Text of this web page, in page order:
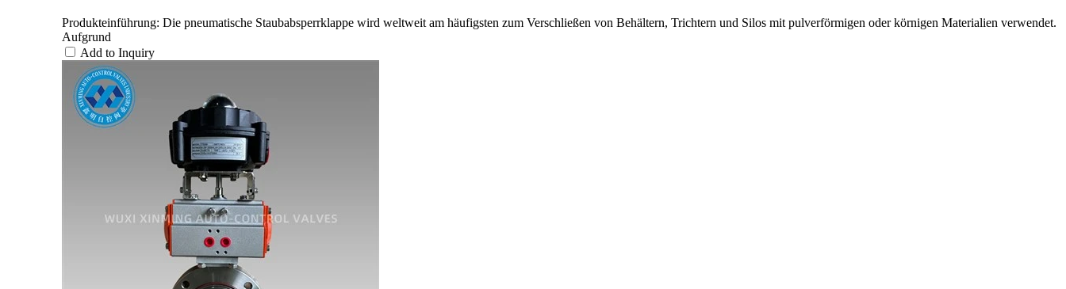
Produkteinführung: Die pneumatische Staubabsperrklappe wird weltweit am häufigsten zum Verschließen von Behältern, Trichtern und Silos mit pulverförmigen oder körnigen Materialien verwendet.
Aufgrund
Add to Inquiry